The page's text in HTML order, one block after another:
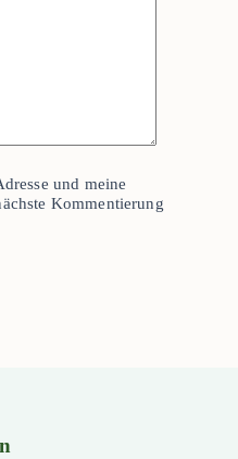
und meine
Kommentierung